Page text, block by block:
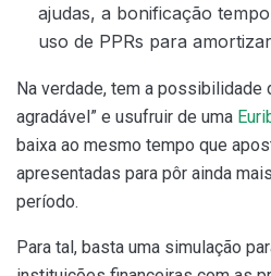
ajudas, a bonificação
uso de PPRs para
Na verdade, tem a possibilidade
agradável” e usufruir de uma
baixa ao mesmo tempo que
apresentadas para pôr ainda
período.
Para tal, basta uma simulação